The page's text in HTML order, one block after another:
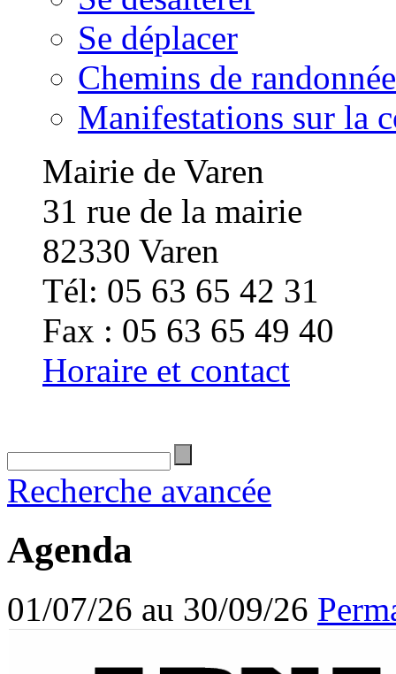
Se déplacer
Chemins de randonnée
Manifestations sur la
Mairie de Varen
31 rue de la mairie
82330 Varen
Tél: 05 63 65 42 31
Fax : 05 63 65 49 40
Horaire et contact
Recherche avancée
Agenda
01/07/26 au 30/09/26